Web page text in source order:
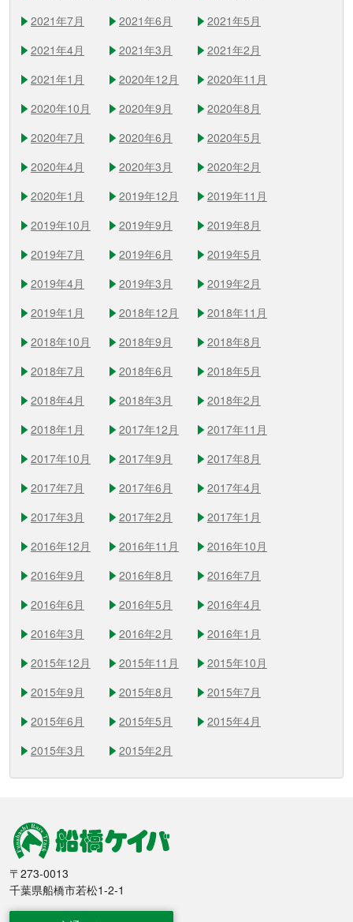
2021年7月
2021年6月
2021年5月
2021年4月
2021年3月
2021年2月
2021年1月
2020年12月
2020年11月
2020年10月
2020年9月
2020年8月
2020年7月
2020年6月
2020年5月
2020年4月
2020年3月
2020年2月
2020年1月
2019年12月
2019年11月
2019年10月
2019年9月
2019年8月
2019年7月
2019年6月
2019年5月
2019年4月
2019年3月
2019年2月
2019年1月
2018年12月
2018年11月
2018年10月
2018年9月
2018年8月
2018年7月
2018年6月
2018年5月
2018年4月
2018年3月
2018年2月
2018年1月
2017年12月
2017年11月
2017年10月
2017年9月
2017年8月
2017年7月
2017年6月
2017年4月
2017年3月
2017年2月
2017年1月
2016年12月
2016年11月
2016年10月
2016年9月
2016年8月
2016年7月
2016年6月
2016年5月
2016年4月
2016年3月
2016年2月
2016年1月
2015年12月
2015年11月
2015年10月
2015年9月
2015年8月
2015年7月
2015年6月
2015年5月
2015年4月
2015年3月
2015年2月
船橋競馬
〒273-0013
千葉県船橋市若松1-2-1